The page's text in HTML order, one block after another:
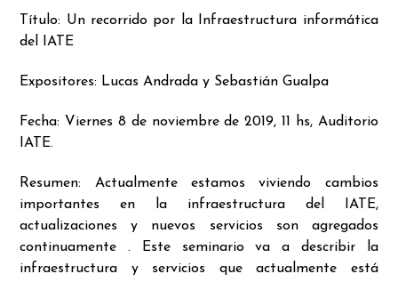
Título: Un recorrido por la Infraestructura informática
del IATE
Expositores: Lucas Andrada y Sebastián Gualpa
Fecha: Viernes 8 de noviembre de 2019, 11 hs, Auditorio
IATE.
Resumen: Actualmente estamos viviendo cambios
importantes en la infraestructura del IATE,
actualizaciones y nuevos servicios son agregados
continuamente . Este seminario va a describir la
infraestructura y servicios que actualmente está